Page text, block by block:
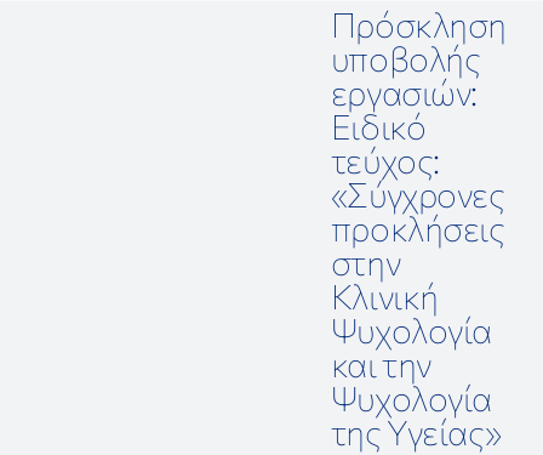
ΚΛΙΝΙΚΗ ΨΥΧΟΛΟΓΙΑ & ΨΥΧΟΛΟΓΙΑ ΤΗΣ ΥΓΕΙΑΣ
Πρόσκληση
υποβολής
εργασιών:
Ειδικό
τεύχος:
«Σύγχρονες
προκλήσεις
στην
Κλινική
Ψυχολογία
και την
Ψυχολογία
της Υγείας»